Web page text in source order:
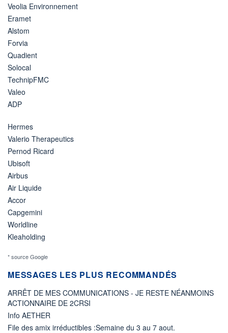
Veolia Environnement
Eramet
Alstom
Forvia
Quadient
Solocal
TechnipFMC
Valeo
ADP
Hermes
Valerio Therapeutics
Pernod Ricard
Ubisoft
Airbus
Air Liquide
Accor
Capgemini
Worldline
Kleaholding
* source Google
MESSAGES LES PLUS RECOMMANDÉS
ARRÊT DE MES COMMUNICATIONS - JE RESTE NÉANMOINS
ACTIONNAIRE DE 2CRSI
Info AETHER
File des amix irréductibles :Semaine du 3 au 7 aout.